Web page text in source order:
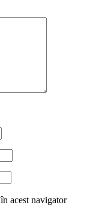
acest navigator